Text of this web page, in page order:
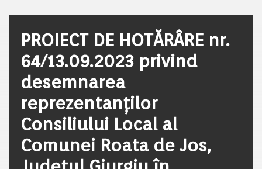
PROIECT DE HOTĂRÂRE nr.
64/13.09.2023 privind
desemnarea
reprezentanților
Consiliului Local al
Comunei Roata de Jos,